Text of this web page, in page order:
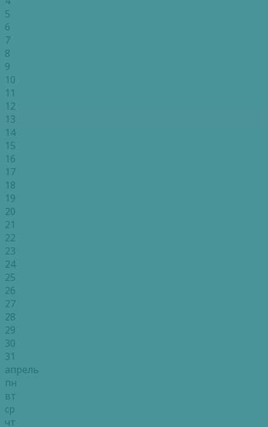
5
6
7
8
9
10
11
12
13
14
15
16
17
18
19
20
21
22
23
24
25
26
27
28
29
30
31
апрель
пн
вт
ср
чт